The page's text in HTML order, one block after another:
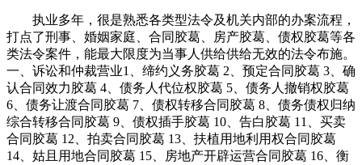
执业多年，很是熟悉各类型法令及机关内部的办案流程，
打点了刑事、婚姻家庭、合同胶葛、房产胶葛、债权胶葛等各
类法令案件，能最大限度为当事人供给供给无效的法令布施。
一、诉讼和仲裁营业1、缔约义务胶葛 2、预定合同胶葛 3、确
认合同效力胶葛 4、债务人代位权胶葛 5、债务人撤销权胶葛
6、债务让渡合同胶葛 7、债权转移合同胶葛 8、债务债权归纳
综合转移合同胶葛 9、债权插手胶葛 10、告白胶葛 11、买卖
合同胶葛 12、拍卖合同胶葛 13、扶植用地利用权合同胶葛
14、姑且用地合同胶葛 15、房地产开辟运营合同胶葛 16、衡